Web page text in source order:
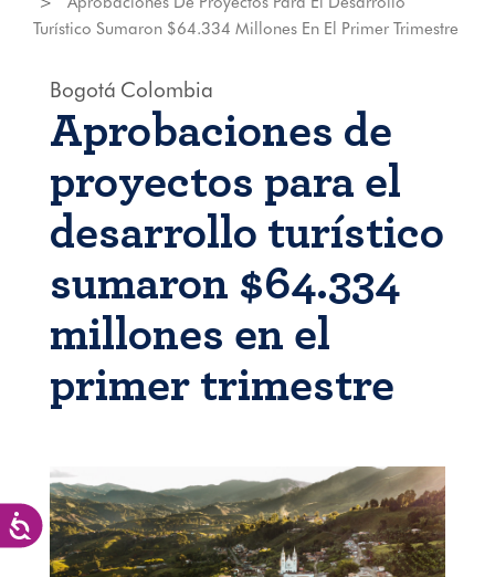
Accesibilidad
Turístico Sumaron $64.334 Millones En El Primer Trimestre
Bogotá Colombia
Aprobaciones de
proyectos para el
desarrollo turístico
sumaron $64.334
millones en el
primer trimestre